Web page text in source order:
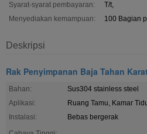
Syarat-syarat pembayaran:
T/t,
Menyediakan kemampuan:
100 Bagian
Deskripsi
Rak Penyimpanan Baja Tahan
Bahan:
Sus304 stainless steel
Aplikasi:
Ruang Tamu, Kamar
Instalasi:
Bebas bergerak